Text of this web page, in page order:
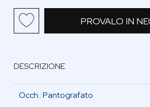
PROVALO IN
DESCRIZIONE
Occh.: Pantografato